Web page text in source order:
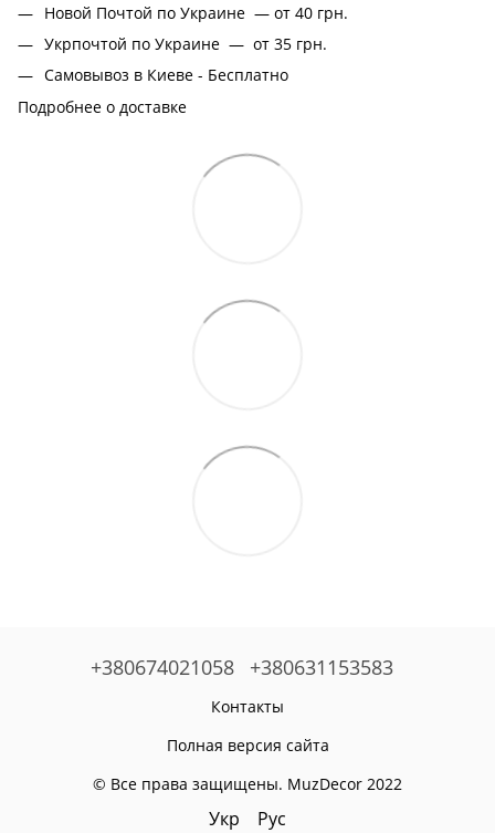
Новой Почтой по Украине — от 40 грн.
Укрпочтой по Украине — от 35 грн.
Самовывоз в Киеве - Бесплатно
Подробнее о доставке
+380674021058 +380631153583
Контакты
Полная версия сайта
© Все права защищены. MuzDecor 2022
Укр Рус